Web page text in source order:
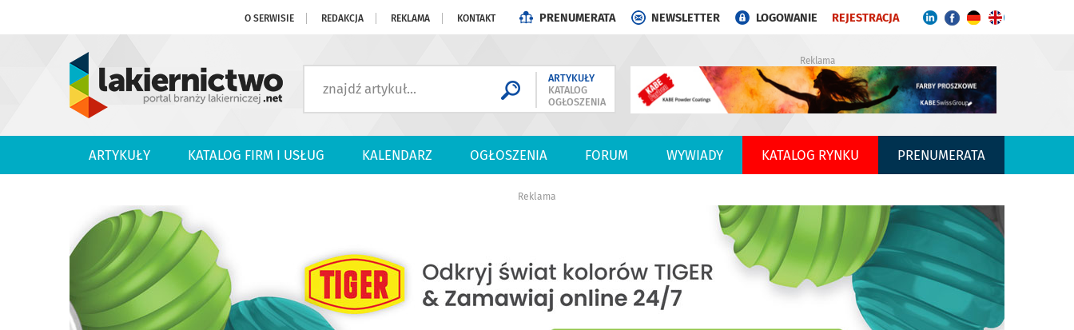
O SERWISIE REDAKCJA REKLAMA KONTAKT PRENUMERATA NEWSLETTER LOGOWANIE REJESTRACJA
ARTYKUŁY
KATALOG
OGŁOSZENIA
Reklama
ARTYKUŁY KATALOG FIRM I USŁUG KALENDARZ OGŁOSZENIA FORUM WYWIADY KATALOG RYNKU PRENUMERATA
Reklama